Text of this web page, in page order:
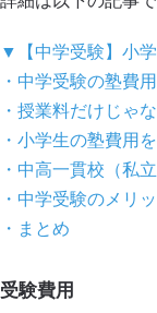
▼【中学受験】小
・ 中学受験の塾費
・ 授業料だけじゃ
・ 小学生の塾費用
・ 中高一貫校（私
・ 中学受験のメリ
・ まとめ
受験費用